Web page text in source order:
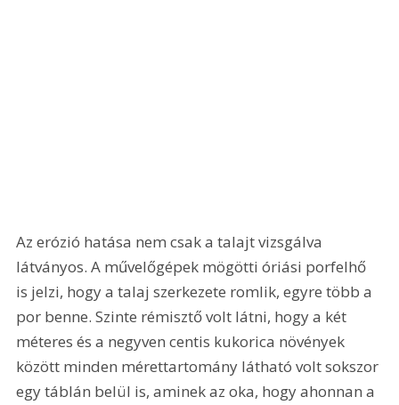
Az erózió hatása nem csak a talajt vizsgálva
látványos. A művelőgépek mögötti óriási porfelhő
is jelzi, hogy a talaj szerkezete romlik, egyre több a
por benne. Szinte rémisztő volt látni, hogy a két
méteres és a negyven centis kukorica növények
között minden mérettartomány látható volt sokszor
egy táblán belül is, aminek az oka, hogy ahonnan a